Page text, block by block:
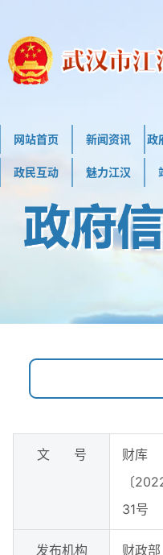
网站首页 新闻资讯 政
政民互动 魅力江汉
文 号
财库
〔
31号
发布机构 财政部